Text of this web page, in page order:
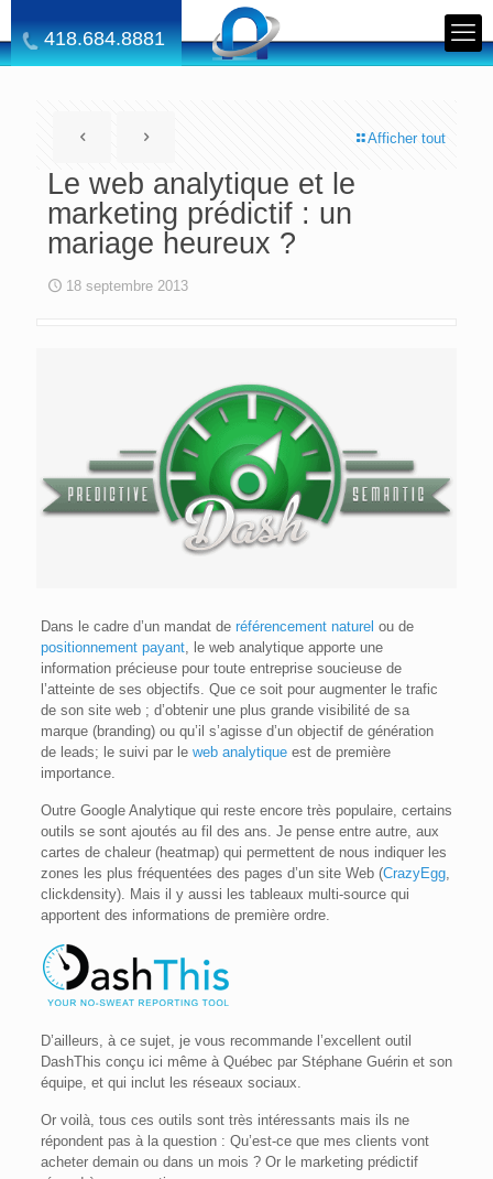
418.684.8881
Afficher tout
Le web analytique et le
marketing prédictif : un
mariage heureux ?
18 septembre 2013
Dans le cadre d’un mandat de référencement naturel ou de
positionnement payant, le web analytique apporte une
information précieuse pour toute entreprise soucieuse de
l’atteinte de ses objectifs. Que ce soit pour augmenter le trafic
de son site web ; d’obtenir une plus grande visibilité de sa
marque (branding) ou qu’il s’agisse d’un objectif de génération
de leads; le suivi par le web analytiqueest de première
importance.
Outre Google Analytique qui reste encore très populaire, certains
outils se sont ajoutés au fil des ans. Je pense entre autre, aux
cartes de chaleur (heatmap) qui permettent de nous indiquer les
zones les plus fréquentées des pages d’un site Web (CrazyEgg,
clickdensity). Mais il y aussi les tableaux multi-source qui
apportent des informations de première ordre.
D’ailleurs, à ce sujet, je vous recommande l’excellent outil
DashThis conçu ici même à Québec par Stéphane Guérin et son
équipe, et qui inclut les réseaux sociaux.
Or voilà, tous ces outils sont très intéressants mais ils ne
répondent pas à la question : Qu’est-ce que mes clients vont
acheter demain ou dans un mois ? Or le marketing prédictif